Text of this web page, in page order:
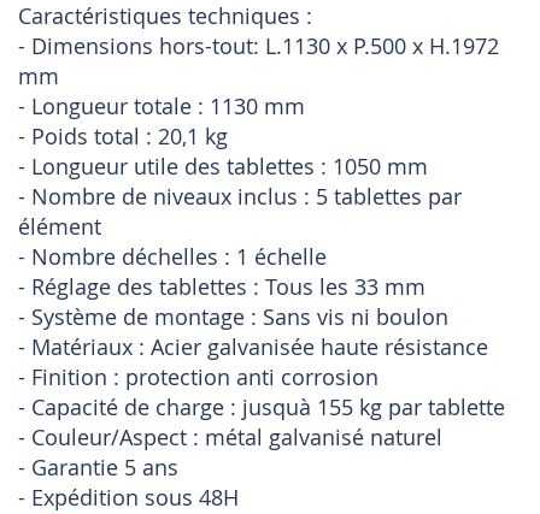
Caractéristiques techniques :
- Dimensions hors-tout: L.1130 x P.500 x H.1972
mm
- Longueur totale : 1130 mm
- Poids total : 20,1 kg
- Longueur utile des tablettes : 1050 mm
- Nombre de niveaux inclus : 5 tablettes par
élément
- Nombre déchelles : 1 échelle
- Réglage des tablettes : Tous les 33 mm
- Système de montage : Sans vis ni boulon
- Matériaux : Acier galvanisée haute résistance
- Finition : protection anti corrosion
- Capacité de charge : jusquà 155 kg par tablette
- Couleur/Aspect : métal galvanisé naturel
- Garantie 5 ans
- Expédition sous 48H